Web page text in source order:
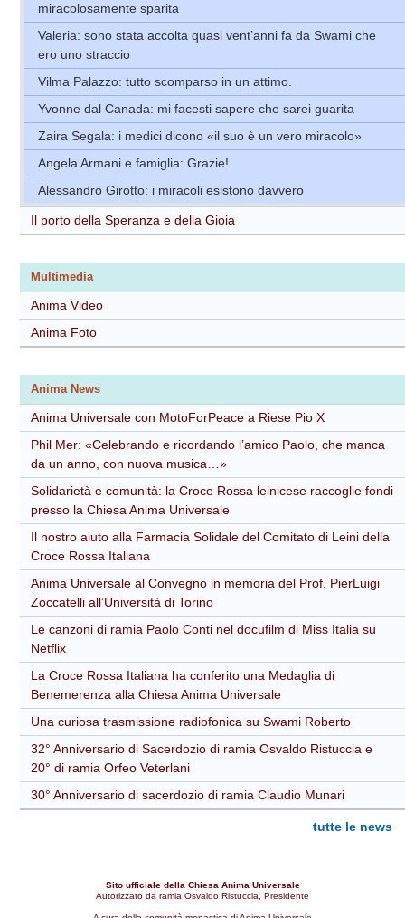
miracolosamente sparita
Valeria: sono stata accolta quasi vent’anni fa da Swami che
ero uno straccio
Vilma Palazzo: tutto scomparso in un attimo.
Yvonne dal Canada: mi facesti sapere che sarei guarita
Zaira Segala: i medici dicono «il suo è un vero miracolo»
Angela Armani e famiglia: Grazie!
Alessandro Girotto: i miracoli esistono davvero
Il porto della Speranza e della Gioia
Multimedia
Anima Video
Anima Foto
Anima News
Anima Universale con MotoForPeace a Riese Pio X
Phil Mer: «Celebrando e ricordando l’amico Paolo, che manca
da un anno, con nuova musica…»
Solidarietà e comunità: la Croce Rossa leinicese raccoglie fondi
presso la Chiesa Anima Universale
Il nostro aiuto alla Farmacia Solidale del Comitato di Leini della
Croce Rossa Italiana
Anima Universale al Convegno in memoria del Prof. PierLuigi
Zoccatelli all’Università di Torino
Le canzoni di ramia Paolo Conti nel docufilm di Miss Italia su
Netflix
La Croce Rossa Italiana ha conferito una Medaglia di
Benemerenza alla Chiesa Anima Universale
Una curiosa trasmissione radiofonica su Swami Roberto
32° Anniversario di Sacerdozio di ramia Osvaldo Ristuccia e
20° di ramia Orfeo Veterlani
30° Anniversario di sacerdozio di ramia Claudio Munari
tutte le news
Sito ufficiale della Chiesa Anima Universale
Autorizzato da ramia Osvaldo Ristuccia, Presidente